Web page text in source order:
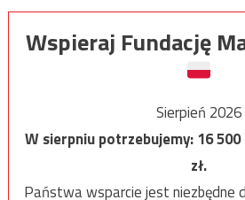
Wspieraj Fundację
Sierpień 2026
W sierpniu potrzebujemy:16 500
zł.
Państwa wsparcie jest niezbędne